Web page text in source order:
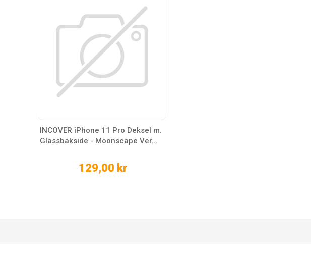
INCOVER iPhone 11 Pro Deksel m.
Glassbakside - Moonscape Ver...
129,00 kr